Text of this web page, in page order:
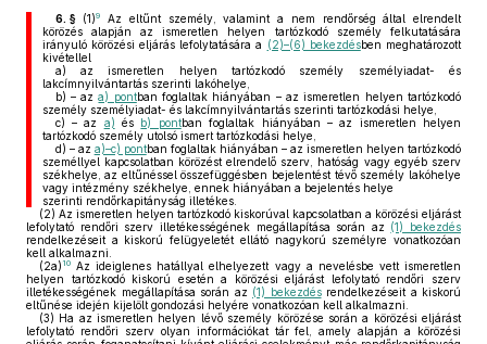
6. §(1)9
Az eltűnt személy, valamint a nem rendőrség által elrendelt
körözés alapján az ismeretlen helyen tartózkodó személy felkutatására
irányuló körözési eljárás lefolytatására a (2)–(6) bekezdésben meghatározott
kivétellel
a) az ismeretlen helyen tartózkodó személy személyiadat- és
lakcímnyilvántartás szerinti lakóhelye,
b) – aza) pontban foglaltak hiányában – az ismeretlen helyen tartózkodó
személy személyiadat- és lakcímnyilvántartás szerinti tartózkodási helye,
c) – az a) és b) pontban foglaltak hiányában – az ismeretlen helyen
tartózkodó személy utolsó ismert tartózkodási helye,
d) – az a)–c) pontban foglaltak hiányában – az ismeretlen helyen tartózkodó
személlyel kapcsolatban körözést elrendelő szerv, hatóság vagy egyéb szerv
székhelye, az eltűnéssel összefüggésben bejelentést tévő személy lakóhelye
vagy intézmény székhelye, ennek hiányában a bejelentés helye
szerinti rendőrkapitányság illetékes.
(2) Az ismeretlen helyen tartózkodó kiskorúval kapcsolatban a körözési eljárást
lefolytató rendőri szerv illetékességének megállapítása során az (1) bekezdés
rendelkezéseit a kiskorú felügyeletét ellátó nagykorú személyre vonatkozóan
kell alkalmazni.
(2a) 10 Az ideiglenes hatállyal elhelyezett vagy a nevelésbe vett ismeretlen
helyen tartózkodó kiskorú esetén a körözési eljárást lefolytató rendőri szerv
illetékességének megállapítása során az (1) bekezdésrendelkezéseit a kiskorú
eltűnése idején kijelölt gondozási helyére vonatkozóan kell alkalmazni.
(3) Ha az ismeretlen helyen lévő személy körözése során a körözési eljárást
lefolytató rendőri szerv olyan információkat tár fel, amely alapján a körözési